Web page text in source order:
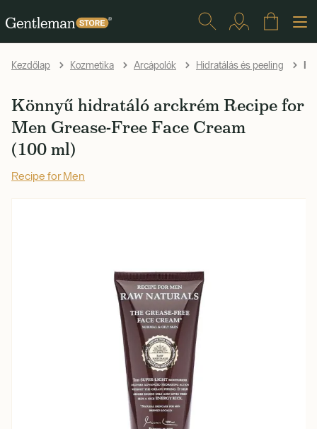
Kezdőlap Kozmetika Arcápolók Hidratálás és peeling
Könnyű hidratáló arckrém Recipe for
Men Grease-Free Face Cream
(100 ml)
Recipe for Men